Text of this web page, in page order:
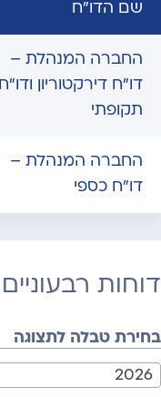
שם הדו"ח
החברה המנהלת –
דו"ח דירקטוריון ודו"ח
תקופתי
החברה המנהלת –
דו"ח כספי
דוחות רבעוניים
בחירת טבלה לתצוגה
2026